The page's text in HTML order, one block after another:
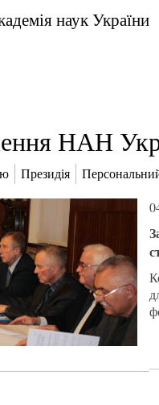
наук України
НАН
Президія